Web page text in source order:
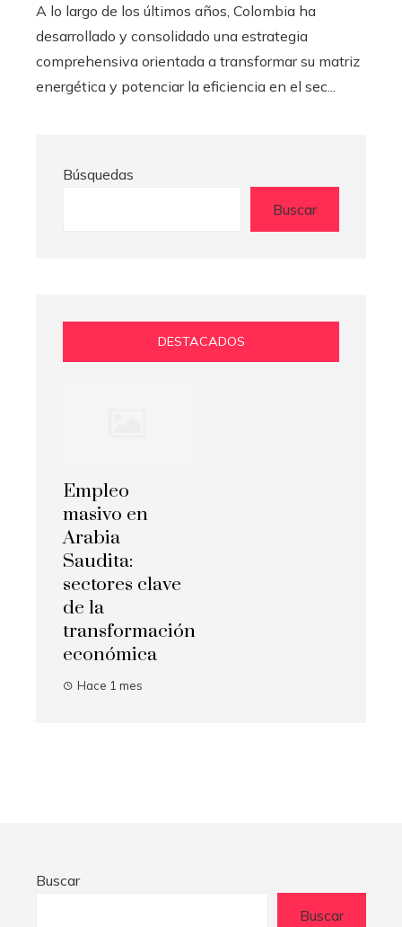
A lo largo de los últimos años, Colombia ha
desarrollado y consolidado una estrategia
comprehensiva orientada a transformar su matriz
energética y potenciar la eficiencia en el sec...
Búsquedas
Buscar
DESTACADOS
Empleo
masivo en
Arabia
Saudita:
sectores clave
de la
transformación
económica
Hace 1 mes
Buscar
Buscar